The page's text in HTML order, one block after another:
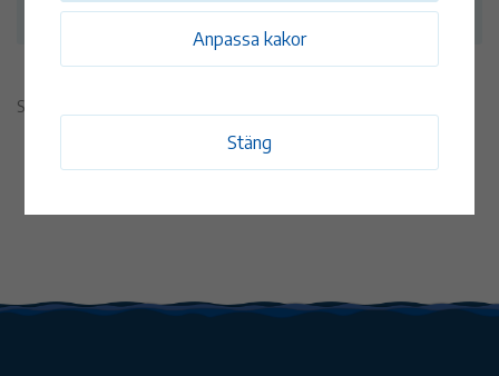
Sidan publicerades 21 juni 2021
Anpassa kakor
Stäng